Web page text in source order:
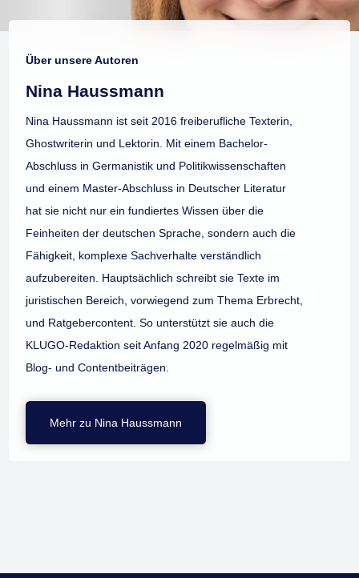
Über unsere Autoren
Nina Haussmann
Nina Haussmann ist seit 2016 freiberufliche Texterin,
Ghostwriterin und Lektorin. Mit einem Bachelor-
Abschluss in Germanistik und Politikwissenschaften
und einem Master-Abschluss in Deutscher Literatur
hat sie nicht nur ein fundiertes Wissen über die
Feinheiten der deutschen Sprache, sondern auch die
Fähigkeit, komplexe Sachverhalte verständlich
aufzubereiten. Hauptsächlich schreibt sie Texte im
juristischen Bereich, vorwiegend zum Thema Erbrecht,
und Ratgebercontent. So unterstützt sie auch die
KLUGO-Redaktion seit Anfang 2020 regelmäßig mit
Blog- und Contentbeiträgen.
Mehr zu Nina Haussmann